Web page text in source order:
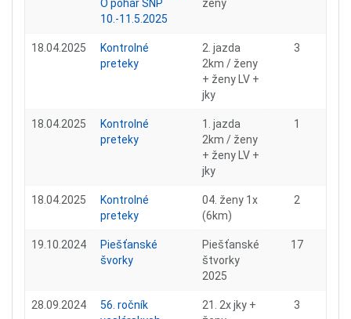
O pohár SNP
10.-11.5.2025
ženy
18.04.2025
Kontrolné
preteky
2. jazda
2km / ženy
+ ženy LV +
jky
3
18.04.2025
Kontrolné
preteky
1. jazda
2km / ženy
+ ženy LV +
jky
1
18.04.2025
Kontrolné
preteky
04. ženy 1x
(6km)
2
19.10.2024
Piešťanské
švorky
Piešťanské
štvorky
2025
17
28.09.2024
56. ročník
21. 2x jky +
3